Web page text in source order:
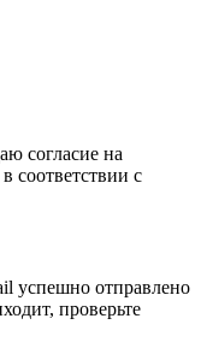
согласие на
соответствии с
успешно отправлено
проверьте